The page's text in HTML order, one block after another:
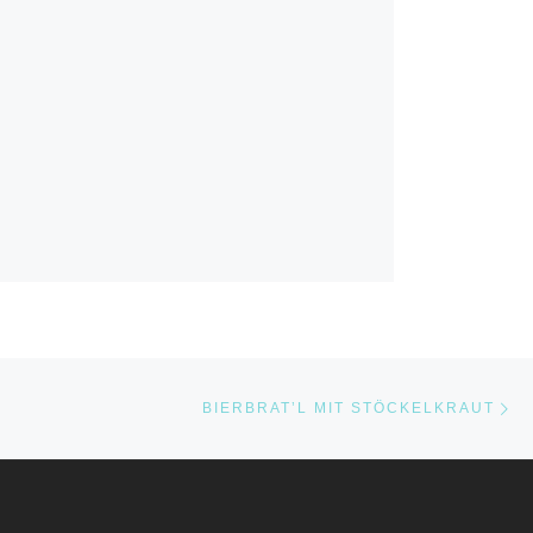
BIERBRAT’L MIT STÖCKELKRAUT